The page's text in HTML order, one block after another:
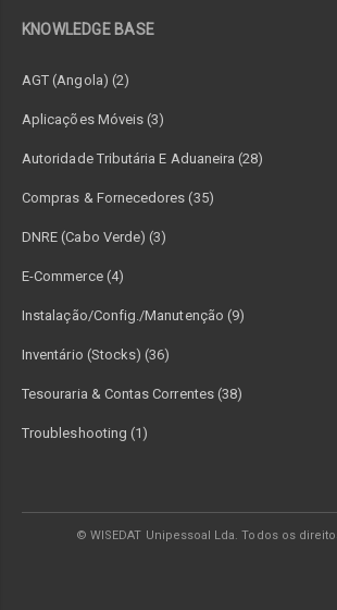
KNOWLEDGE BASE
AGT (Angola) (2)
Aplicações Móveis (3)
Autoridade Tributária E Aduaneira (28)
Compras & Fornecedores (35)
DNRE (Cabo Verde) (3)
E-Commerce (4)
Instalação/Config./Manutenção (9)
Inventário (Stocks) (36)
Tesouraria & Contas Correntes (38)
Troubleshooting (1)
© WISEDAT Unipessoal Lda. Todos os